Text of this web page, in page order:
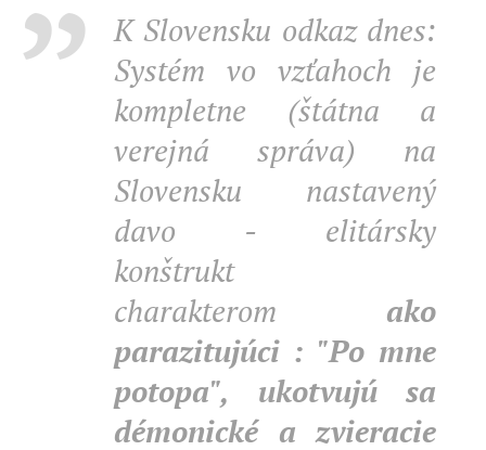
K Slovensku odkaz dnes:
Systém vo vzťahoch je
kompletne (štátna a
verejná správa) na
Slovensku nastavený
davo - elitársky
konštrukt
charakterom ako
parazitujúci : "Po mne
potopa", ukotvujú sa
démonické a zvieracie